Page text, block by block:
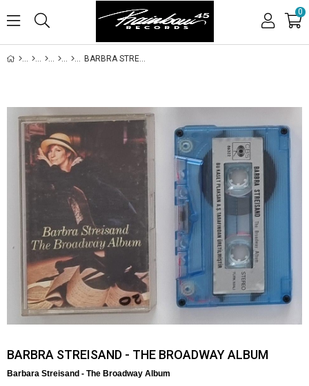
0
BARBRA STREISAND - THE BROADWAY ALBUM
BARBRA STREISAND - THE BROADWAY ALBUM
Barbara Streisand - The Broadway Album